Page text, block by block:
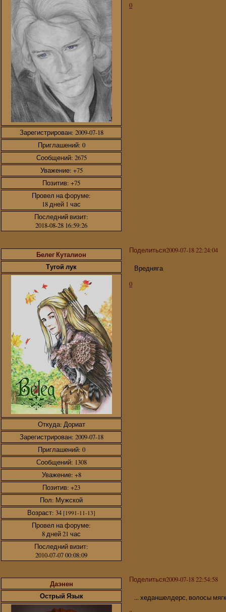
Зарегистрирован: 2009-07-18
Приглашений: 0
Сообщений: 2675
Уважение: +75
Позитив: +75
Провел на форуме:
18 дней 1 час
Последний визит:
2018-08-28 16:59:26
0
Поделиться2009-07-18 22:24:04
Белег Куталион
Тугой лук
Откуда: Дориат
Зарегистрирован: 2009-07-18
Приглашений: 0
Сообщений: 1308
Уважение: +8
Позитив: +23
Пол: Мужской
Возраст: 34 [1991-11-13]
Провел на форуме:
8 дней 21 час
Последний визит:
2010-07-07 00:08:09
Вредняга
0
Поделиться2009-07-18 22:54:58
Даэнен
Острый Язык
... хеданшелдерс, волосы